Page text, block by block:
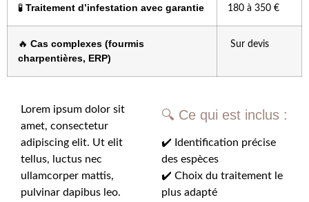
🧪 Traitement d’infestation avec garantie 180 à 350 €
🔥 Cas complexes (fourmis
charpentières, ERP)
Sur devis
Lorem ipsum dolor sit
amet, consectetur
adipiscing elit. Ut elit
tellus, luctus nec
ullamcorper mattis,
pulvinar dapibus leo.
🔍 Ce qui est inclus :
✔️ Identification précise
des espèces
✔️ Choix du traitement le
plus adapté